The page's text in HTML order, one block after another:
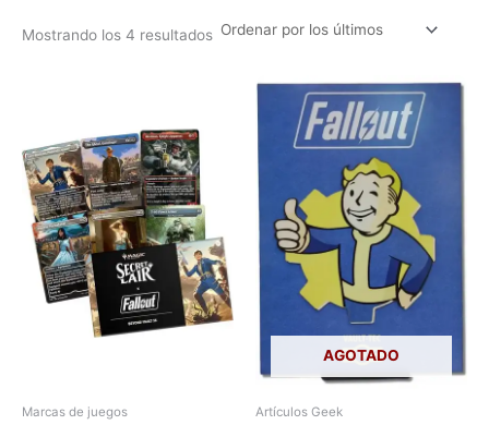
Mostrando los 4 resultados
Marcas de juegos
AGOTADO
Artículos Geek